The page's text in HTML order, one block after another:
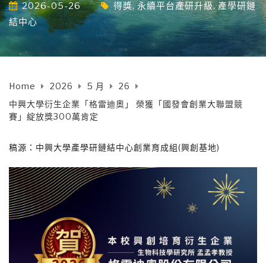
2026-05-26 得獎,永續平台產研升級,產學研鏈
結中心
Home 2026 5 月
26
中興大學衍生企業「格雷迪奧」 榮獲「國發會創業大聯盟競
賽」綻放獎300萬肯定
稿源：中興大學產學研鏈結中心創業育成組(興創基地)